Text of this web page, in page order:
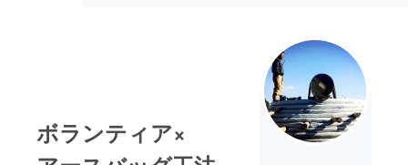
ボランティア×